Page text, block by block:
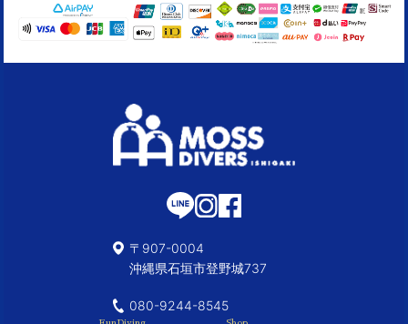
〒907-0004
沖縄県石垣市登野城737
080-9244-8545